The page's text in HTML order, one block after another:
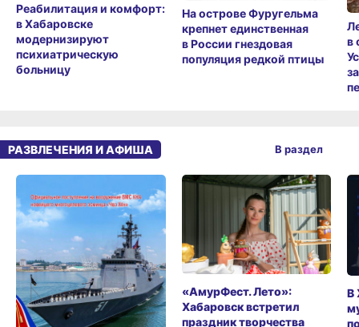
Реабилитация и комфорт:
в Хабаровске
модернизируют
психиатрическую
больницу
На острове Фуругельма
крепнет единственная
в России гнездовая
популяция редкой птицы
в
РАЗВЛЕЧЕНИЯ И АФИША
«АмурФест. Лето»:
Хабаровск встретил
праздник творчества
В
В раздел